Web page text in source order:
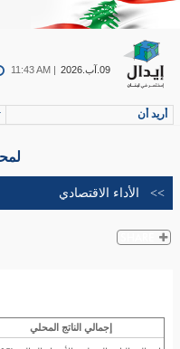
09.آب.2026 11:43 AM |
أريد أن
إجمالي الناتج المحلي